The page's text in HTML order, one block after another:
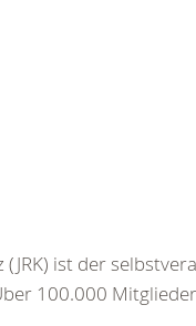
ist der
100.000